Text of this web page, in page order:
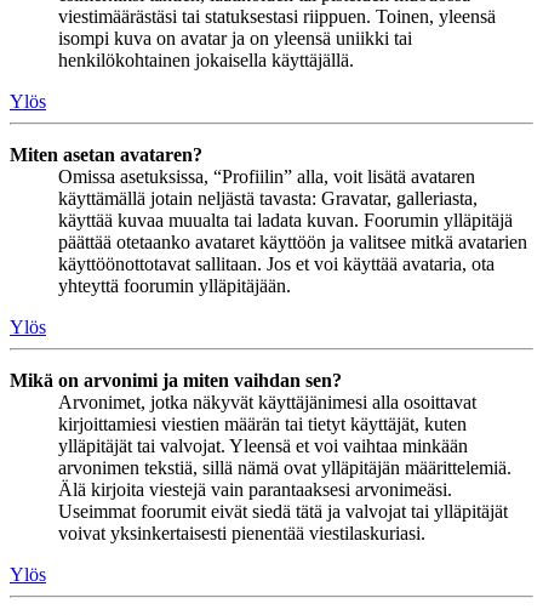
viestimäärästäsi tai statuksestasi riippuen. Toinen, yleensä
isompi kuva on avatar ja on yleensä uniikki tai
henkilökohtainen jokaisella käyttäjällä.
Ylös
Miten asetan avataren?
Omissa asetuksissa, “Profiilin” alla, voit lisätä avataren
käyttämällä jotain neljästä tavasta: Gravatar, galleriasta,
käyttää kuvaa muualta tai ladata kuvan. Foorumin ylläpitäjä
päättää otetaanko avataret käyttöön ja valitsee mitkä avatarien
käyttöönottotavat sallitaan. Jos et voi käyttää avataria, ota
yhteyttä foorumin ylläpitäjään.
Ylös
Mikä on arvonimi ja miten vaihdan sen?
Arvonimet, jotka näkyvät käyttäjänimesi alla osoittavat
kirjoittamiesi viestien määrän tai tietyt käyttäjät, kuten
ylläpitäjät tai valvojat. Yleensä et voi vaihtaa minkään
arvonimen tekstiä, sillä nämä ovat ylläpitäjän määrittelemiä.
Älä kirjoita viestejä vain parantaaksesi arvonimeäsi.
Useimmat foorumit eivät siedä tätä ja valvojat tai ylläpitäjät
voivat yksinkertaisesti pienentää viestilaskuriasi.
Ylös